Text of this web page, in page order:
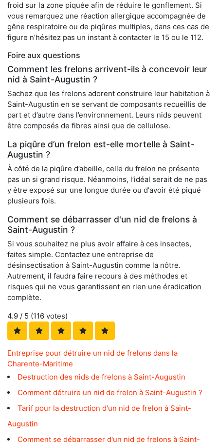
froid sur la zone piquée afin de réduire le gonflement. Si
vous remarquez une réaction allergique accompagnée de
gêne respiratoire ou de piqûres multiples, dans ces cas de
figure n’hésitez pas un instant à contacter le 15 ou le 112.
Foire aux questions
Comment les frelons arrivent-ils à concevoir leur
nid à Saint-Augustin ?
Sachez que les frelons adorent construire leur habitation à
Saint-Augustin en se servant de composants recueillis de
part et d’autre dans l’environnement. Leurs nids peuvent
être composés de fibres ainsi que de cellulose.
La piqûre d’un frelon est-elle mortelle à Saint-
Augustin ?
À côté de la piqûre d’abeille, celle du frelon ne présente
pas un si grand risque. Néanmoins, l’idéal serait de ne pas
y être exposé sur une longue durée ou d'avoir été piqué
plusieurs fois.
Comment se débarrasser d'un nid de frelons à
Saint-Augustin ?
Si vous souhaitez ne plus avoir affaire à ces insectes,
faites simple. Contactez une entreprise de
désinsectisation à Saint-Augustin comme la nôtre.
Autrement, il faudra faire recours à des méthodes et
risques qui ne vous garantissent en rien une éradication
complète.
4.9 / 5 (116 votes)
Entreprise pour détruire un nid de frelons dans la
Charente-Maritime
Destruction des nids de frelons à Saint-Augustin
Comment détruire un nid de frelon à Saint-Augustin ?
Tarif pour la destruction d'un nid de frelon à Saint-
Augustin
Comment se débarrasser d'un nid de frelons à Saint-